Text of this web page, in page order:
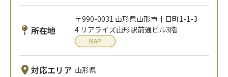
所在地
〒990-0031 山形県山形市十日町1-1-3
4 リアライズ山形駅前通ビル3階
MAP
対応エリア 山形県